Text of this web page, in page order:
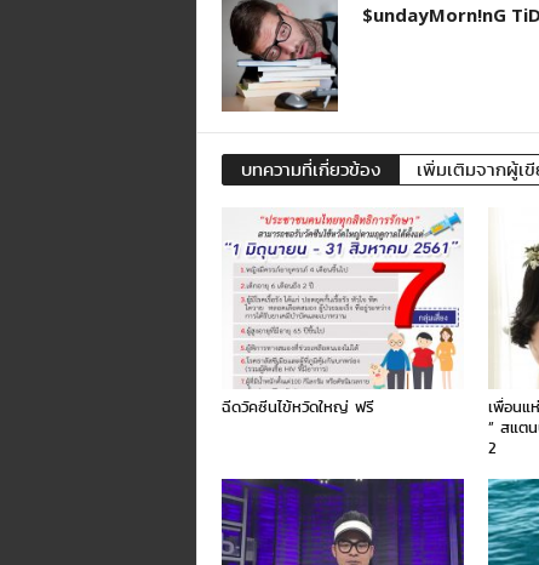
$undayMorn!nG
บทความที่เกี่ยวข้อง เพิ่มเติมจากผู้เ
ฉีดวัคซีนไข้หวัดใหญ่ ฟรี
เพื่อนแ
” สแต
2